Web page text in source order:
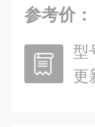
参考价：
型
更